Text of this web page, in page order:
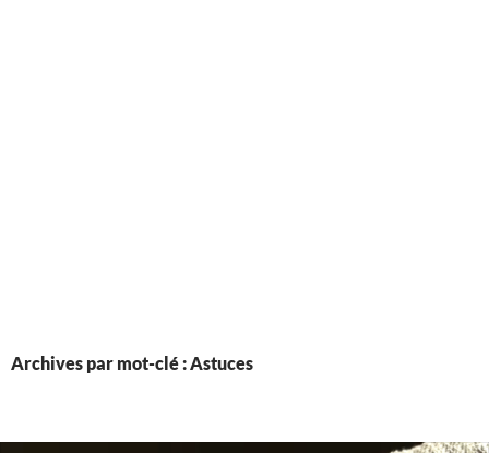
Archives par mot-clé : Astuces